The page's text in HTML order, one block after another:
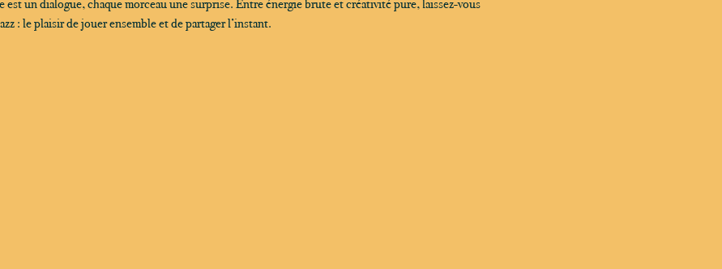
un dialogue, chaque morceau une surprise. Entre énergie brute et créativité pure, laissez-vous
: le plaisir de jouer ensemble et de partager l’instant.